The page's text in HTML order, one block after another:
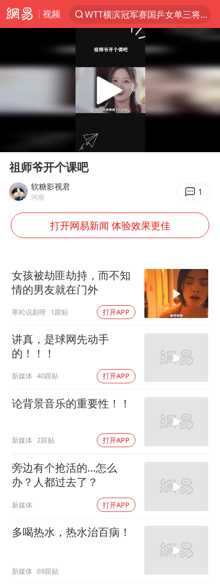
视频
WTT横滨冠军赛国乒女单三将晋级四强
光影经济撬动暑期消费新蓝海
陈思诚零点晒照为佟丽娅庆生
微信又有新功能，你可以“撤回”你的撤回了！
郑丽文：台湾从来没有“独立”过
上四休三，但降薪1000元，你接受吗？
杭州全市有序停课
新疆优化调整景区内自驾服务费
检测列车撞人致11死2伤 涉事单位被罚
台当局重金为“台独”织“皇帝新衣”
商场现钱学森巨幅海报 负责人回应
老挝国会主席赛宋蓬逝世
乐享全民健身 共筑健康中国
Play
祖师爷开个课吧
软糖影视君
河南 1
打开网易新闻 体验效果更佳
女孩被劫匪劫持，而不知
情的男友就在门外
寒松说剧呀 1跟贴 打开APP
讲真，是球网先动手
的！！！
新媒体 40跟贴 打开APP
论背景音乐的重要性！！
新媒体 2跟贴 打开APP
旁边有个抢活的…怎么
办？人都过去了？
新媒体 打开APP
多喝热水，热水治百病！
新媒体 69跟贴